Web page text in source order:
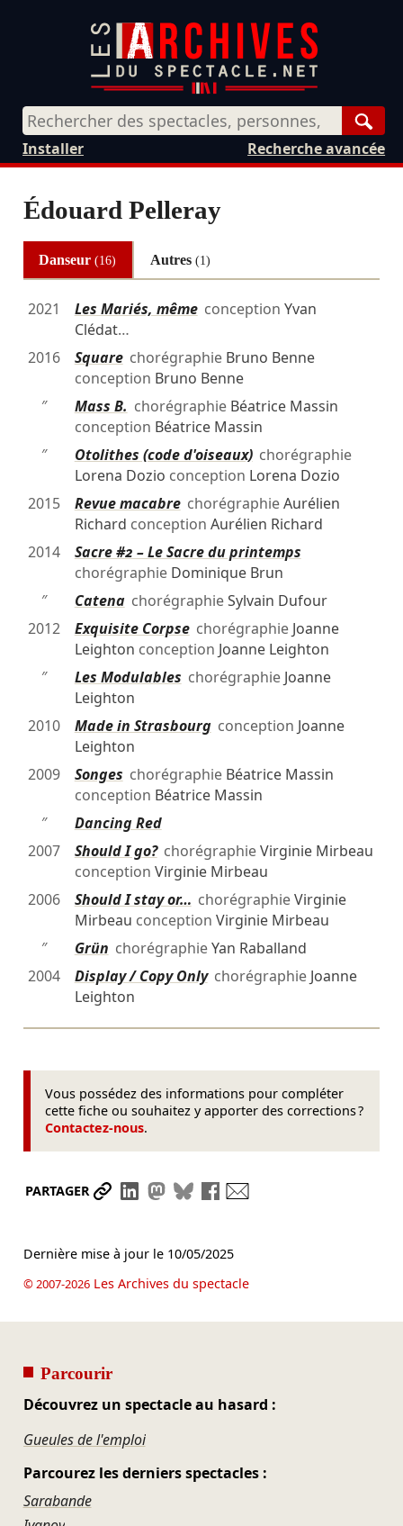
Recherche avancée
Installer
Édouard Pelleray
Danseur(16) Autres (1)
2021 Les Mariés, mêmeconception Yvan
Clédat…
2016
Squarechorégraphie Bruno Benne
conception Bruno Benne
″
Mass B. chorégraphie Béatrice Massin
conception Béatrice Massin
″
Otolithes (code d'oiseaux)chorégraphie
Lorena Dozio conception Lorena Dozio
2015
Revue macabrechorégraphieAurélien
Richard conception Aurélien Richard
2014
Sacre #2 – Le Sacre du printemps
chorégraphie Dominique Brun
″
CatenachorégraphieSylvain Dufour
2012
Exquisite Corpsechorégraphie Joanne
Leighton conception Joanne Leighton
″
Les Modulables chorégraphie Joanne
Leighton
2010
Made in Strasbourgconception Joanne
Leighton
2009
Songes chorégraphie Béatrice Massin
conception Béatrice Massin
″
Dancing Red
2007
Should I go?chorégraphieVirginie Mirbeau
conception Virginie Mirbeau
2006
Should I stay or… chorégraphieVirginie
Mirbeau conception Virginie Mirbeau
″
Grün chorégraphieYan Raballand
2004
Display / Copy Onlychorégraphie Joanne
Leighton
Vous possédez des informations pour compléter
cette fiche ou souhaitez y apporter des corrections ?
Contactez-nous.
PARTAGER Partager le lien
Partager sur LinkedIn
Partager sur Mastodon
Partager sur Bluesky
Partager sur Facebook
Dernière mise à jour le 10/05/2025
© 2007-2026Les Archives du spectacle
Parcourir
Découvrez un spectacle au hasard :
Gueules de l'emploi
Parcourez les derniers spectacles :
Sarabande